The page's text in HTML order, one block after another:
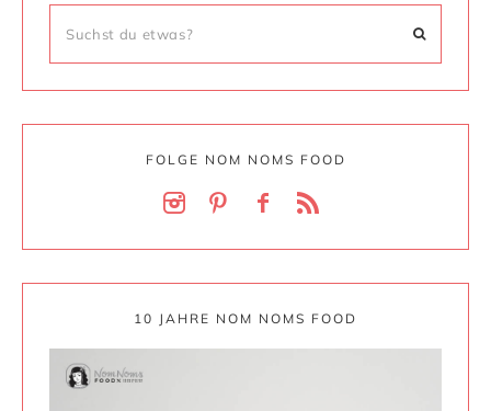
FOLGE NOM NOMS FOOD
10 JAHRE NOM NOMS FOOD